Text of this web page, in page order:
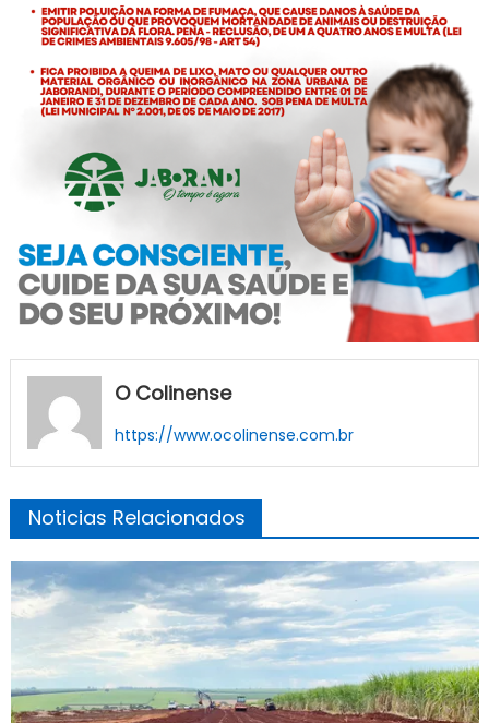
O Colinense
https://www.ocolinense.com.br
Noticias Relacionados